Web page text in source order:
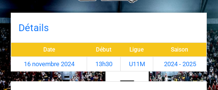
Détails
Date Début Ligue Saison
16 novembre 2024 13h30 U11M 2024 - 2025